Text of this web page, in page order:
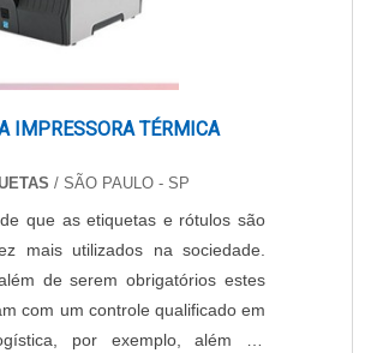
IMPRESSORA TÉRMICA
/ SÃO PAULO - SP
que as etiquetas e rótulos são
mais utilizados na sociedade.
de serem obrigatórios estes
com um controle qualificado em
por exemplo, além de